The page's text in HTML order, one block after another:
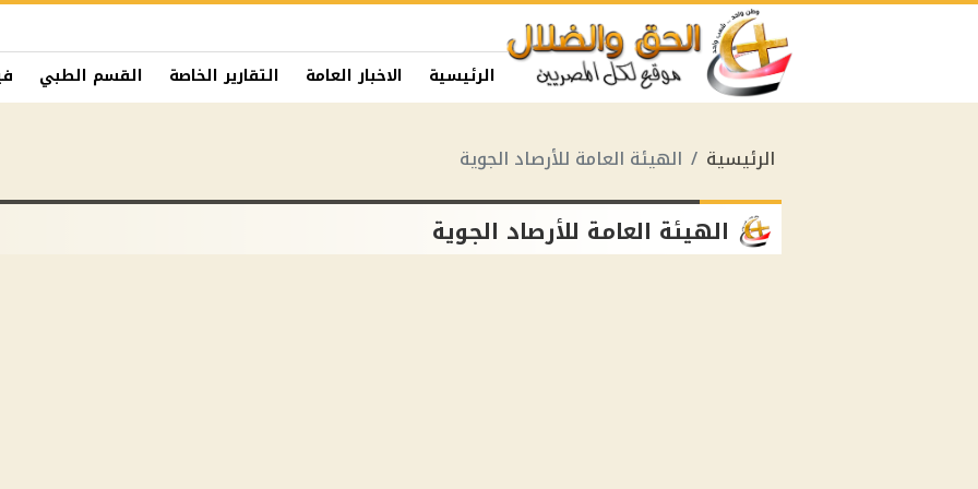
الرئيسية الاخبار العامة التقارير الخاصة القسم الطبي
الرئيسية الهيئة العامة للأرصاد الجوية
الهيئة العامة للأرصاد الجوية